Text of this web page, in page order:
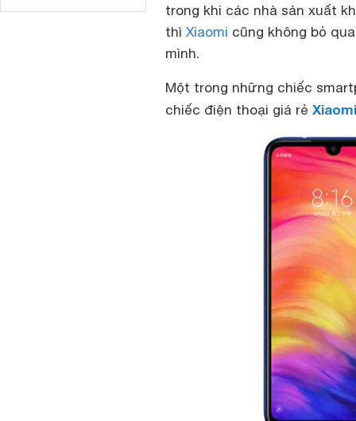
trong khi các nhà sản xuất
thì Xiaomi cũng không bỏ
mình.
Một trong những chiếc
chiếc điện thoại giá rẻ